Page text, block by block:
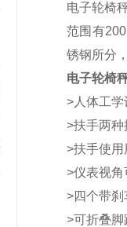
电子轮椅
范围有
锈钢所分
电子轮椅
>人体工
>扶手两
>扶手使
>仪表视
>四个带
>可折叠